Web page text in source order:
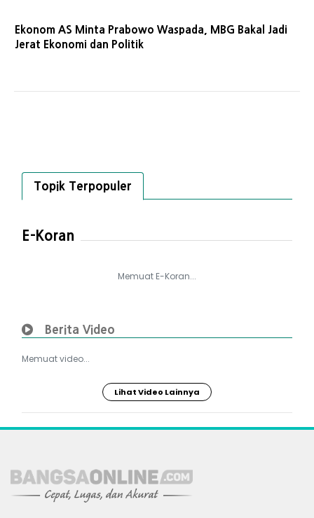
Ekonom AS Minta Prabowo Waspada, MBG Bakal Jadi
Jerat Ekonomi dan Politik
Topik Terpopuler
E-Koran
Memuat E-Koran...
Berita Video
Memuat video...
Lihat Video Lainnya